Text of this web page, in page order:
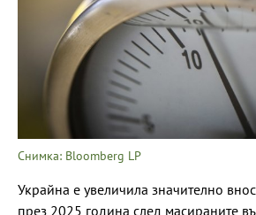
Снимка: Bloomberg LP
Украйна е увеличила значително
през 2025 година след масираните